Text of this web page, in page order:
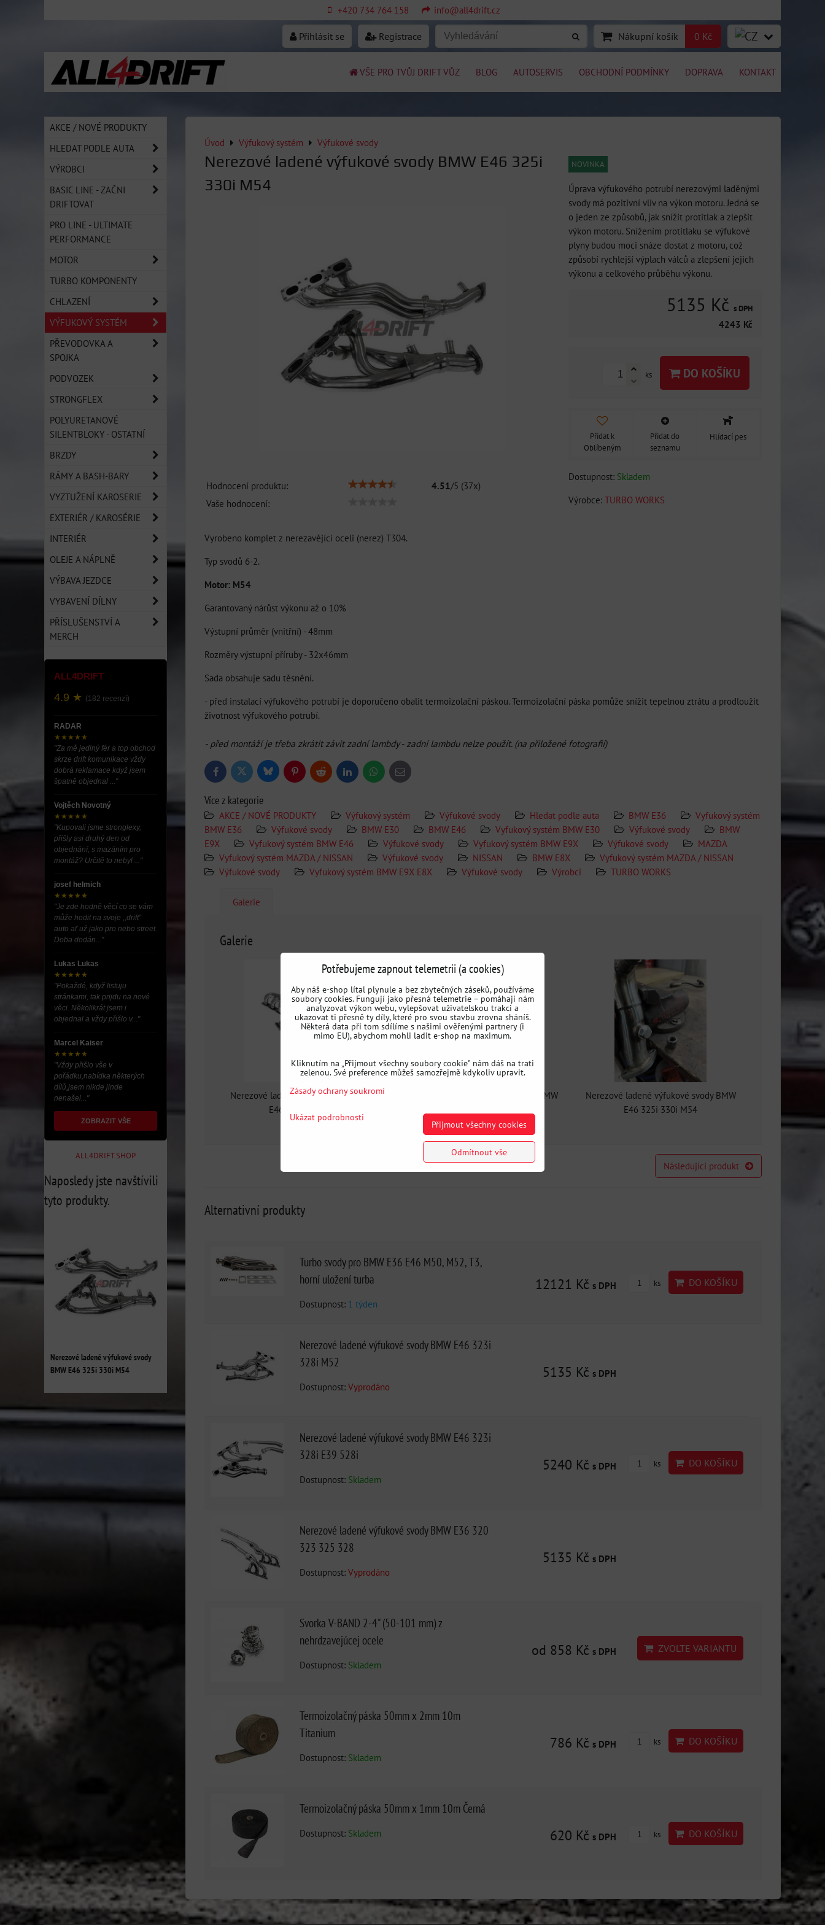
+420 734 764 158 info@all4drift.cz
Přihlásit se Registrace Nákupní košík 0 Kč
VŠE PRO TVŮJ DRIFT VŮZ BLOG AUTOSERVIS OBCHODNÍ PODMÍNKY DOPRAVA KONTAKT
Úvod Výfukový systém Výfukové svody
Nerezové ladené výfukové svody BMW E46 325i
330i M54
Hodnocení produktu: 4.51/5 (37x)
Vaše hodnocení:
NOVINKA
Úprava výfukového potrubí nerezovými laděnými
svody má pozitivní vliv na výkon motoru. Jedná se
o jeden ze způsobů, jak snížit protitlak a zlepšit
výkon motoru. Snížením protitlaku se výfukové
plyny budou moci snáze dostat z motoru, což
způsobí rychlejší výplach válců a zlepšení jejich
výkonu a celkového průběhu výkonu.
5135 Kč s DPH
4243 Kč
ks DO KOŠÍKU
Přidat k
Oblíbeným
Přidat do
seznamu
Hlídací pes
Dostupnost: Skladem
Výrobce: TURBO WORKS
Vyrobeno komplet z nerezavějící oceli (nerez) T304.
Typ svodů 6-2.
Motor: M54
Garantovaný nárůst výkonu až o 10%
Výstupní průměr (vnitřní) - 48mm
Rozměry výstupní příruby - 32x46mm
Sada obsahuje sadu těsnění.
- před instalací výfukového potrubí je doporučeno obalit termoizolační páskou. Termoizolační páska pomůže snížit tepelnou ztrátu a prodloužit
životnost výfukového potrubí.
- před montáží je třeba zkrátit závit zadní lambdy - zadní lambdu nelze použít. (na přiložené fotografií)
FacebookTwitter BlueskyPinterestReddit LinkedInWhatsApp
E-
mail
Více z kategorie
AKCE / NOVÉ PRODUKTY Výfukový systém Výfukové svody Hledat podle auta BMW E36
Vyfukový systém
BMW E36
Výfukové svody BMW E30 BMW E46 Vyfukový systém BMW E30 Výfukové svody
BMW
E9X
Vyfukový systém BMW E46 Výfukové svody Vyfukový systém BMW E9X Výfukové svody
MAZDA
Vyfukový systém MAZDA / NISSAN
Výfukové svody NISSAN BMW E8X
Vyfukový systém MAZDA / NISSAN
Výfukové svody
Vyfukový systém BMW E9X E8X Výfukové svody Výrobci TURBO WORKS
Galerie
Galerie
Nerezové ladené výfukové svody BMW
E46 325i 330i M54
Nerezové ladené výfukové svody BMW
Nerezové ladené výfukové svody BMW
E46 325i 330i M54
Následující produkt
Alternativní produkty
Turbo svody pro BMW E36 E46 M50, M52, T3,
horní uložení turba
Dostupnost: 1 týden
12121 Kč s DPH ks DO KOŠÍKU
Nerezové ladené výfukové svody BMW E46 323i
328i M52
Dostupnost: Vyprodáno
5135 Kč s DPH
Nerezové ladené výfukové svody BMW E46 323i
328i E39 528i
Dostupnost: Skladem
5240 Kč s DPH ks DO KOŠÍKU
Nerezové ladené výfukové svody BMW E36 320
323 325 328
Dostupnost: Vyprodáno
5135 Kč s DPH
Svorka V-BAND 2-4" (50-101 mm) z
nehrdzavejúcej ocele
Dostupnost: Skladem
od 858 Kč s DPH ZVOLTE VARIANTU
Termoizolačný páska 50mm x 2mm 10m
Titanium
Dostupnost: Skladem
786 Kč s DPH ks DO KOŠÍKU
Termoizolačný páska 50mm x 1mm 10m Černá
Dostupnost: Skladem 620 Kč s DPH ks DO KOŠÍKU
AKCE / NOVÉ PRODUKTY
HLEDAT PODLE AUTA
VÝROBCI
BASIC LINE - ZAČNI
DRIFTOVAT
PRO LINE - ULTIMATE
PERFORMANCE
MOTOR
TURBO KOMPONENTY
CHLAZENÍ
VÝFUKOVÝ SYSTÉM
PŘEVODOVKA A
SPOJKA
PODVOZEK
STRONGFLEX
POLYURETANOVÉ
SILENTBLOKY - OSTATNÍ
BRZDY
RÁMY A BASH-BARY
VYZTUŽENÍ KAROSERIE
EXTERIÉR / KAROSÉRIE
INTERIÉR
OLEJE A NÁPLNĚ
VÝBAVA JEZDCE
VYBAVENÍ DÍLNY
PŘÍSLUŠENSTVÍ A
MERCH
ALL4DRIFT
4.9 ★ (182 recenzí)
RADAR
★★★★★
"Za mě jediný fér a top obchod
skrze drift komunikace vždy
dobrá reklamace když jsem
špatně objednal ..."
Vojtěch Novotný
★★★★★
"Kupovali jsme stronglexy,
přišly asi druhý den od
objednání, s mazáním pro
montáž? Určitě to nebyl ..."
josef helmich
★★★★★
"Je zde hodně věcí co se vám
může hodit na svoje ,,drift”
auto ať už jako pro nebo street.
Doba dodán..."
Lukas Lukas
★★★★★
"Pokaždé, když listuju
stránkami, tak prijdu na nové
věci. Několikrát jsem i
objednal a vždy přišlo v..."
Marcel Kaiser
★★★★★
"Vždy přišlo vše v
pořádku,nabídka některých
dílů,jsem nikde jinde
nenašel..."
ZOBRAZIT VŠE
ALL4DRIFT.SHOP
Naposledy jste navštívili
tyto produkty.
Nerezové ladené výfukové svody
BMW E46 325i 330i M54
Potřebujeme zapnout telemetrii (a cookies)
Aby náš e-shop lítal plynule a bez zbytečných záseků, používáme
soubory cookies. Fungují jako přesná telemetrie – pomáhají nám
analyzovat výkon webu, vylepšovat uživatelskou trakci a
ukazovat ti přesně ty díly, které pro svou stavbu zrovna sháníš.
Některá data při tom sdílíme s našimi ověřenými partnery (i
mimo EU), abychom mohli ladit e-shop na maximum.
Kliknutím na „Přijmout všechny soubory cookie" nám dáš na trati
zelenou. Své preference můžeš samozřejmě kdykoliv upravit.
Zásady ochrany soukromí
Ukázat podrobnosti
Přijmout všechny cookies
Odmítnout vše